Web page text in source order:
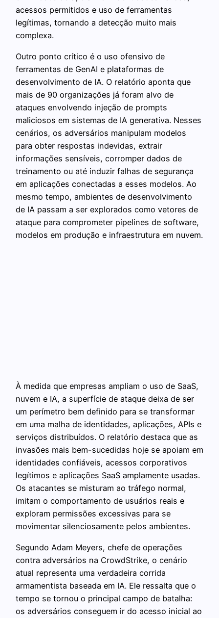
acessos permitidos e uso de ferramentas
legítimas, tornando a detecção muito mais
complexa.
Outro ponto crítico é o uso ofensivo de
ferramentas de GenAI e plataformas de
desenvolvimento de IA. O relatório aponta que
mais de 90 organizações já foram alvo de
ataques envolvendo injeção de prompts
maliciosos em sistemas de IA generativa. Nesses
cenários, os adversários manipulam modelos
para obter respostas indevidas, extrair
informações sensíveis, corromper dados de
treinamento ou até induzir falhas de segurança
em aplicações conectadas a esses modelos. Ao
mesmo tempo, ambientes de desenvolvimento
de IA passam a ser explorados como vetores de
ataque para comprometer pipelines de software,
modelos em produção e infraestrutura em nuvem.
À medida que empresas ampliam o uso de SaaS,
nuvem e IA, a superfície de ataque deixa de ser
um perímetro bem definido para se transformar
em uma malha de identidades, aplicações, APIs e
serviços distribuídos. O relatório destaca que as
invasões mais bem-sucedidas hoje se apoiam em
identidades confiáveis, acessos corporativos
legítimos e aplicações SaaS amplamente usadas.
Os atacantes se misturam ao tráfego normal,
imitam o comportamento de usuários reais e
exploram permissões excessivas para se
movimentar silenciosamente pelos ambientes.
Segundo Adam Meyers, chefe de operações
contra adversários na CrowdStrike, o cenário
atual representa uma verdadeira corrida
armamentista baseada em IA. Ele ressalta que o
tempo se tornou o principal campo de batalha:
os adversários conseguem ir do acesso inicial ao